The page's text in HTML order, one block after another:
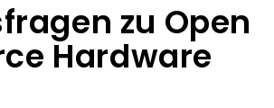
zu Open
Hardware